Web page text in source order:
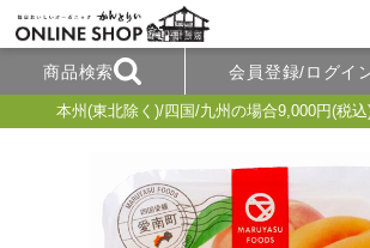
商品検索 会員登録/ログイ
本州(東北除く)/四国/九州の場合9,000円(税